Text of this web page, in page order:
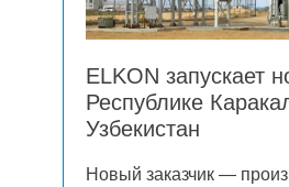
ELKON запускает
Республике
Узбекистан
Новый заказчик —